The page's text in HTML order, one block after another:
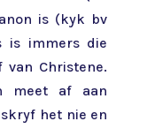
is (kyk bv
is immers die
Christene.
meet af aan
het nie en